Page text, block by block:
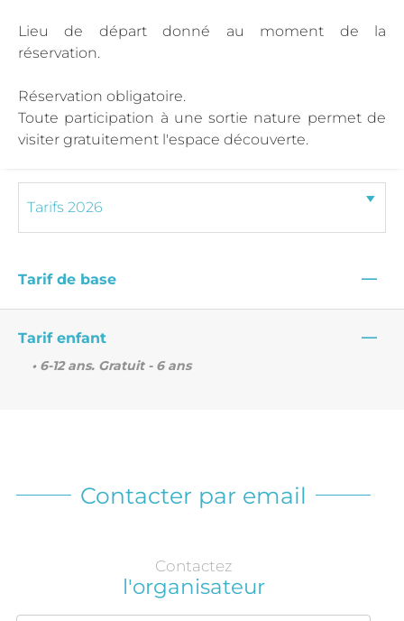
Lieu de départ donné au moment de la
réservation.
Réservation obligatoire.
Toute participation à une sortie nature permet de
visiter gratuitement l'espace découverte.
Tarif de base —
Tarif enfant —
• 6-12 ans. Gratuit - 6 ans
Contacter par email
Contactez
l'organisateur